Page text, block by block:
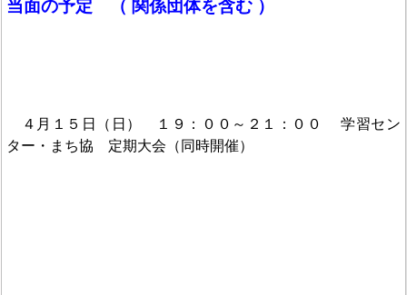
当面の予定 （ 関係団体を含む ）
４月１５日（日） １９：００～２１：００ 学習セン
ター・まち協 定期大会（同時開催）